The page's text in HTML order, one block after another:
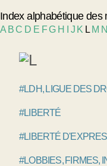
Index alphabétique des
A BC D E FG H J K L M
#LDH, LIGUE DES
#LIBERTÉ
#LIBERTÉ
#LOBBIES, FIRMES,